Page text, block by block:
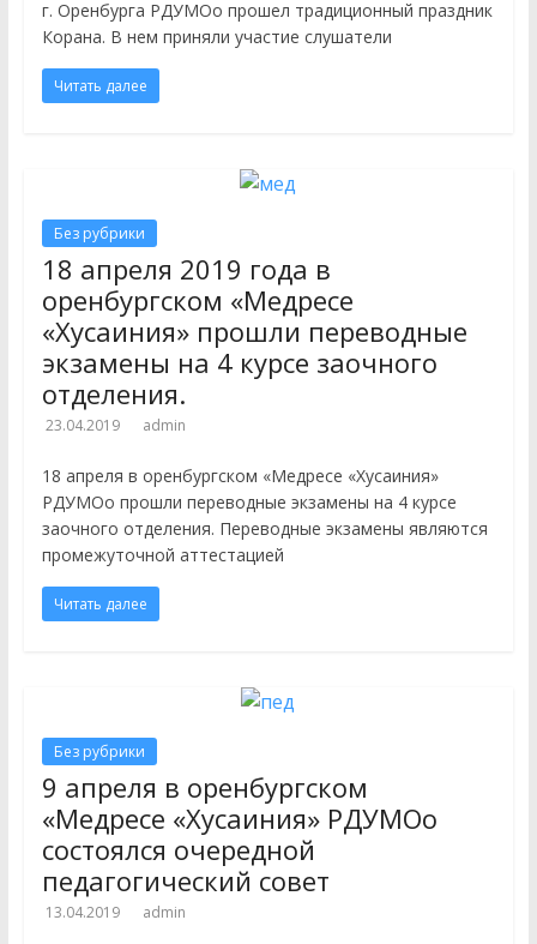
г. Оренбурга РДУМОо прошел традиционный праздник
Корана. В нем приняли участие слушатели
Читать далее
Без рубрики
18 апреля 2019 года в
оренбургском «Медресе
«Хусаиния» прошли переводные
экзамены на 4 курсе заочного
отделения.
23.04.2019 admin
18 апреля в оренбургском «Медресе «Хусаиния»
РДУМОо прошли переводные экзамены на 4 курсе
заочного отделения. Переводные экзамены являются
промежуточной аттестацией
Читать далее
Без рубрики
9 апреля в оренбургском
«Медресе «Хусаиния» РДУМОо
состоялся очередной
педагогический совет
13.04.2019 admin